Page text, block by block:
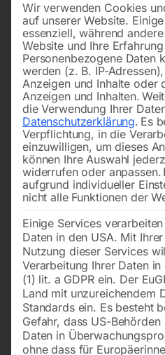
Wir verwenden Cookies
auf unserer Website.
essenziell, während
Website und Ihre
Personenbezogene Daten
werden (z. B. IP-
Anzeigen und Inhalte oder
Anzeigen und Inhalten.
die Verwendung Ihrer
Datenschutzerklärung. Es
Verpflichtung, in die
einzuwilligen, um dieses
können Ihre Auswahl
widerrufen oder anpassen.
aufgrund individueller
nicht alle Funktionen der
Einige Services
Daten in den USA. Mit
Nutzung dieser Services
Verarbeitung Ihrer Daten
(1) lit. a GDPR ein. Der
Land mit unzureichendem
Standards ein. Es besteht
Gefahr, dass US-
Daten in
ohne dass für